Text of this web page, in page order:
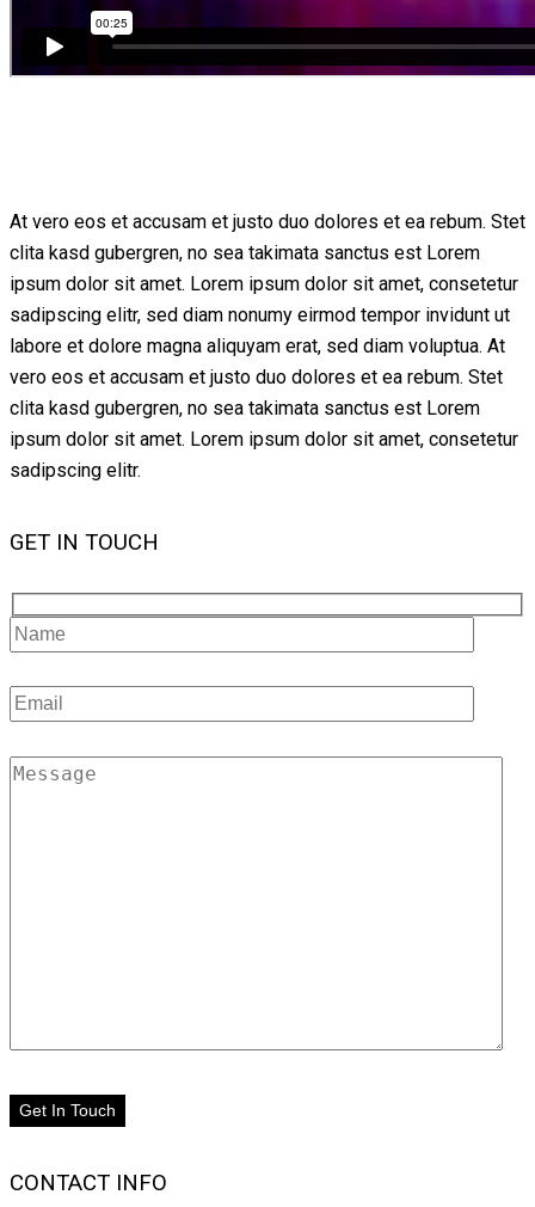
At vero eos et accusam et justo duo dolores et ea rebum. Stet
clita kasd gubergren, no sea takimata sanctus est Lorem
ipsum dolor sit amet. Lorem ipsum dolor sit amet, consetetur
sadipscing elitr, sed diam nonumy eirmod tempor invidunt ut
labore et dolore magna aliquyam erat, sed diam voluptua. At
vero eos et accusam et justo duo dolores et ea rebum. Stet
clita kasd gubergren, no sea takimata sanctus est Lorem
ipsum dolor sit amet. Lorem ipsum dolor sit amet, consetetur
sadipscing elitr.
GET IN TOUCH
CONTACT INFO